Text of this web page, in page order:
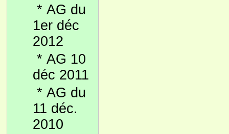
* AG du
1er déc
2012
* AG 10
déc 2011
* AG du
11 déc.
2010